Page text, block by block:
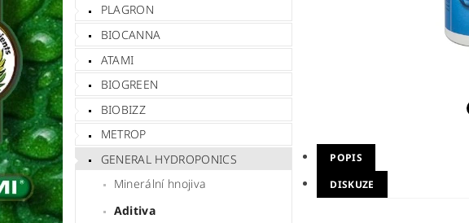
PLAGRON
BIOCANNA
ATAMI
BIOGREEN
BIOBIZZ
METROP
GENERAL HYDROPONICS
Minerální hnojiva
Aditiva
POPIS
DISKUZE